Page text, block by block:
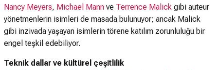
Nancy Meyers, Michael Mann ve Terrence Malick gibi auteur
yönetmenlerin isimleri de masada bulunuyor; ancak Malick
gibi inzivada yaşayan isimlerin törene katılım zorunluluğu bir
engel teşkil edebiliyor.
Teknik dallar ve kültürel çeşitlilik